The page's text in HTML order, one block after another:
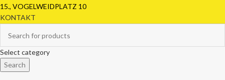
15., VOGELWEIDPLATZ 10
KONTAKT
Select category
Search